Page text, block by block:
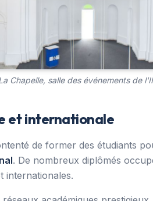
Chapelle, salle des événements de
et internationale
de former des étudiants
. De nombreux diplômés
internationales.